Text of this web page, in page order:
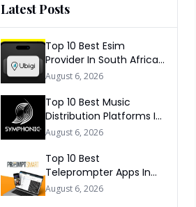
Latest Posts
Top 10 Best Esim
Provider In South Africa
2026
August 6, 2026
Top 10 Best Music
Distribution Platforms In
The World 2026
August 6, 2026
Top 10 Best
Teleprompter Apps In
2026
August 6, 2026